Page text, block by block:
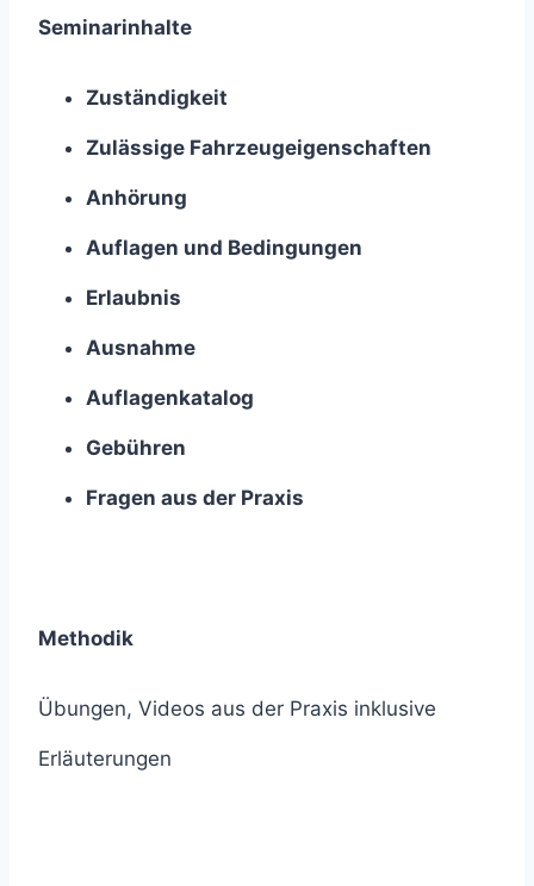
Seminarinhalte
Zuständigkeit
Zulässige Fahrzeugeigenschaften
Anhörung
Auflagen und Bedingungen
Erlaubnis
Ausnahme
Auflagenkatalog
Gebühren
Fragen aus der Praxis
Methodik
Übungen, Videos aus der Praxis inklusive
Erläuterungen